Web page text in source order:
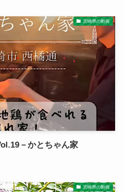
宮崎県の動画
－かとちゃん家
宮崎県の動画